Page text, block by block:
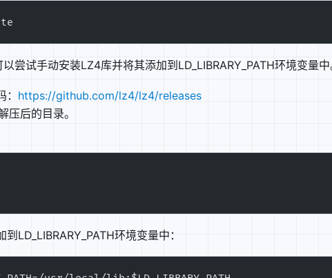
设置memcache.md
尝试手动安装LZ4库并将其添加到LD_LIBRARY_PATH环境变量中
https://github.com/lz4/lz4/releases
压后的目录。
LD_LIBRARY_PATH环境变量中：